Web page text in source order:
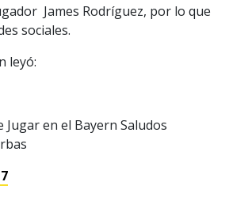
James Rodríguez, por lo que
sociales.
leyó:
Jugar en el Bayern Saludos